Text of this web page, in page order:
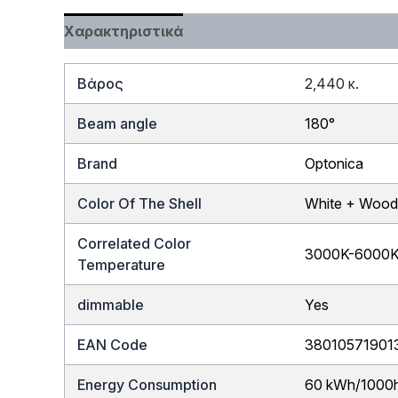
Χαρακτηριστικά
Βάρος 2,440 κ.
Beam angle 180°
Brand Optonica
Color Of The Shell White + Wood
Correlated Color
Temperature
3000K-
dimmable Yes
EAN Code
Energy Consumption 60 kWh/